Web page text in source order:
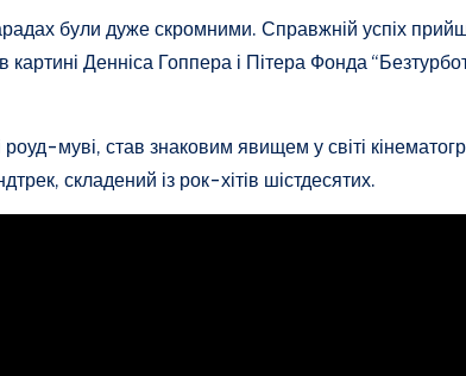
були дуже скромними. Справжній успіх
картині Денніса Гоппера і Пітера Фонда
муві, став знаковим явищем у світі
складений із рок-хітів шістдесятих.